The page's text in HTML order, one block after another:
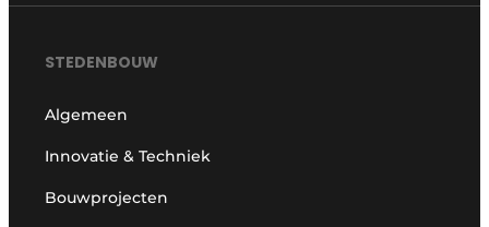
STEDENBOUW
Algemeen
Innovatie & Techniek
Bouwprojecten